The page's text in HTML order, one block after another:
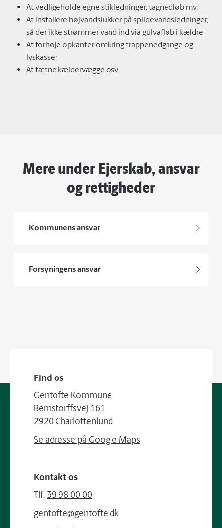
At vedligeholde egne stikledninger, tagnedløb mv.
At installere højvandslukker på spildevandsledninger,
så der ikke strømmer vand ind via gulvafløb i kældre
At forhøje opkanter omkring trappenedgange og
lyskasser
At tætne kældervægge osv.
Mere under Ejerskab, ansvar
og rettigheder
Kommunens ansvar
Forsyningens ansvar
Find os
Gentofte Kommune
Bernstorffsvej 161
2920 Charlottenlund
Se adresse på Google Maps
Kontakt os
Tlf: 39 98 00 00
gentofte@gentofte.dk